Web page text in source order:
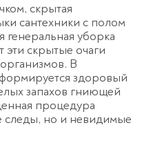
скрытая
сантехники с полом
генеральная уборка
эти скрытые очаги
В
здоровый
запахов гниющей
процедура
следы, но и невидимые